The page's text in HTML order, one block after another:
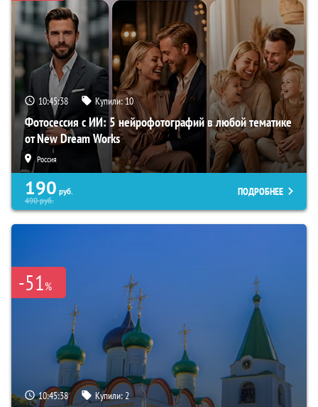
10:45:37 Купили:10
Фотосессия с ИИ: 5 нейрофотографий в любой тематике
от New Dream Works
Россия
190 руб.
490руб.
ПОДРОБНЕЕ
-51%
10:45:37 Купили:2